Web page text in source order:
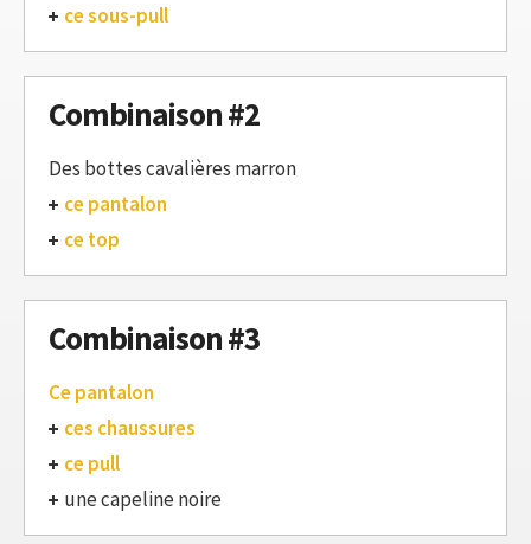
ce sous-pull
Combinaison #2
Des bottes cavalières marron
ce pantalon
ce top
Combinaison #3
Ce pantalon
ces chaussures
ce pull
une capeline noire